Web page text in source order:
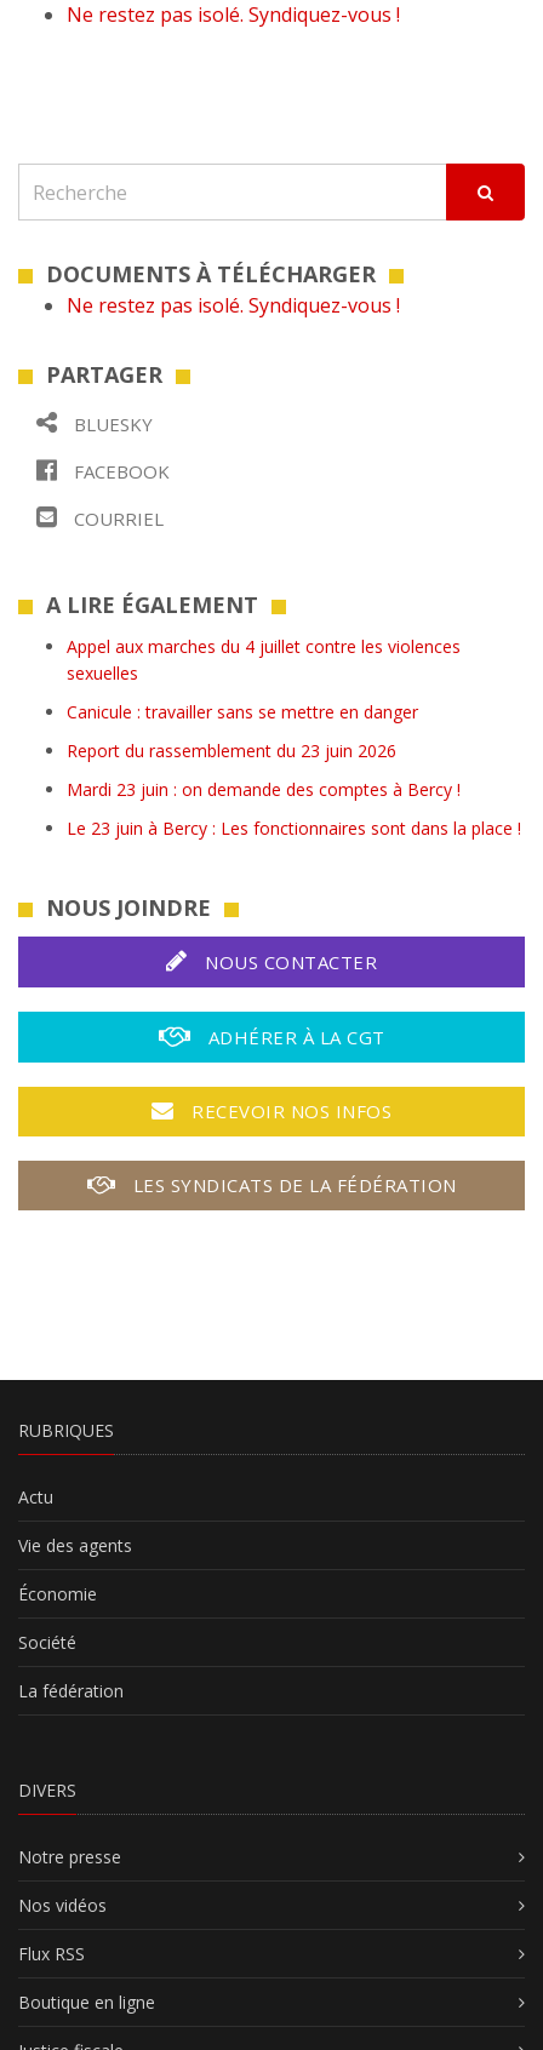
Ne restez pas isolé. Syndiquez-vous !
DOCUMENTS À TÉLÉCHARGER
Ne restez pas isolé. Syndiquez-vous !
PARTAGER
BLUESKY
FACEBOOK
COURRIEL
A LIRE ÉGALEMENT
Appel aux marches du 4 juillet contre les violences
sexuelles
Canicule : travailler sans se mettre en danger
Report du rassemblement du 23 juin 2026
Mardi 23 juin : on demande des comptes à Bercy !
Le 23 juin à Bercy : Les fonctionnaires sont dans la place !
NOUS JOINDRE
NOUS CONTACTER
ADHÉRER À LA CGT
RECEVOIR NOS INFOS
LES SYNDICATS DE LA FÉDÉRATION
RUBRIQUES
Actu
Vie des agents
Économie
Société
La fédération
DIVERS
Notre presse
Nos vidéos
Flux RSS
Boutique en ligne